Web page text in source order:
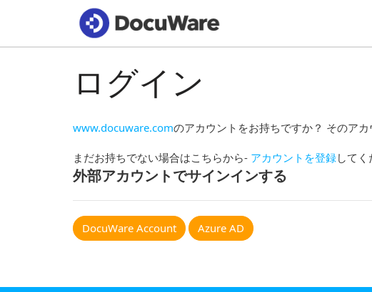
ログイン
www.docuware.comのアカウントをお持ちですか？ そのアカ
まだお持ちでない場合はこちらから- アカウントを登録してく
外部アカウントでサインインする
DocuWare Account Azure AD